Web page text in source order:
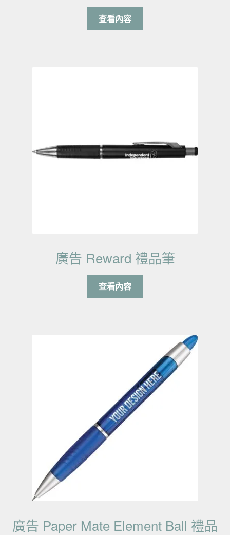
查看內容
廣告 Reward 禮品筆
查看內容
廣告 Paper Mate Element Ball 禮品